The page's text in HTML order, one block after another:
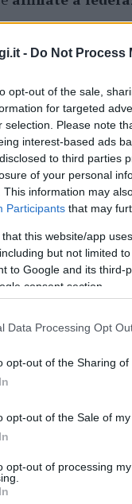
- Do Not Process
opt-out of the sale,
for targeted
selection. Please note
interest-based ads
to third parties
of your personal
This information may
Participants that may
that this website/app
but not limited
to Google and its
consent section.
Data Processing Opt
opt-out of the Sharing of
opt-out of the Sale of my
opt-out of processing
entro il
del Comune,
attestante il
e i bilanci
nella sezione